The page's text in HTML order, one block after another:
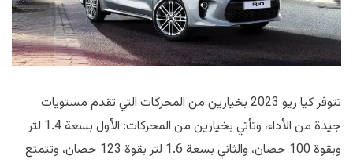
تتوفر كيا ريو 2023 بخيارين من المحركات التي تقدم مستويات
جيدة من الأداء، وتأتي بخيارين من المحركات: الأول بسعة 1.4 لتر
وبقوة 100 حصان، والثاني بسعة 1.6 لتر بقوة 123 حصان، وتتمتع